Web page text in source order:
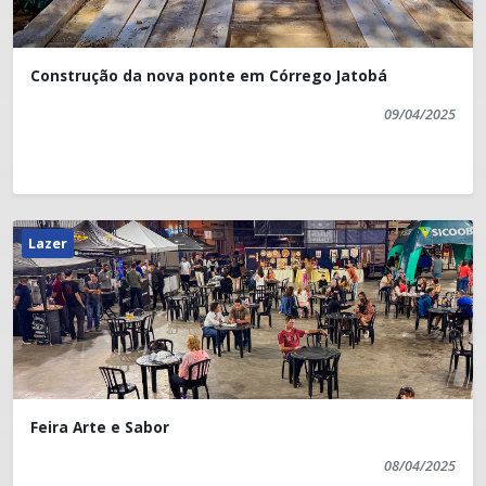
Construção da nova ponte em Córrego Jatobá
09/04/2025
Lazer
Feira Arte e Sabor
08/04/2025